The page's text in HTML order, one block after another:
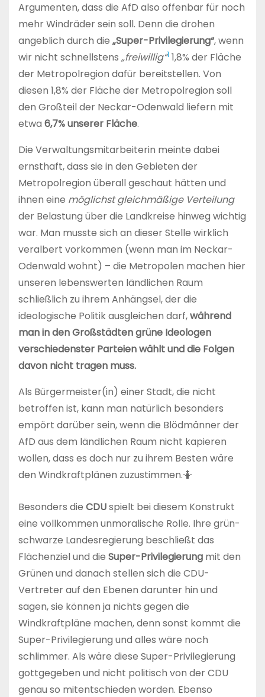
Argumenten, dass die AfD also offenbar für noch
mehr Windräder sein soll. Denn die drohen
angeblich durch die „Super-Privilegierung“, wenn
wir nicht schnellstens „freiwillig“1 1,8% der Fläche
der Metropolregion dafür bereitstellen. Von
diesen 1,8% der Fläche der Metropolregion soll
den Großteil der Neckar-Odenwald liefern mit
etwa 6,7% unserer Fläche.
Die Verwaltungsmitarbeiterin meinte dabei
ernsthaft, dass sie in den Gebieten der
Metropolregion überall geschaut hätten und
ihnen eine möglichst gleichmäßige Verteilung
der Belastung über die Landkreise hinweg wichtig
war. Man musste sich an dieser Stelle wirklich
veralbert vorkommen (wenn man im Neckar-
Odenwald wohnt) – die Metropolen machen hier
unseren lebenswerten ländlichen Raum
schließlich zu ihrem Anhängsel, der die
ideologische Politik ausgleichen darf,während
man in den Großstädten grüne Ideologen
verschiedenster Parteien wählt und die Folgen
davon nicht tragen muss.
Als Bürgermeister(in) einer Stadt, die nicht
betroffen ist, kann man natürlich besonders
empört darüber sein, wenn die Blödmänner der
AfD aus dem ländlichen Raum nicht kapieren
wollen, dass es doch nur zu ihrem Besten wäre
den Windkraftplänen zuzustimmen.🤷
Besonders die CDUspielt bei diesem Konstrukt
eine vollkommen unmoralische Rolle. Ihre grün-
schwarze Landesregierung beschließt das
Flächenziel und die Super-Privilegierung mit den
Grünen und danach stellen sich die CDU-
Vertreter auf den Ebenen darunter hin und
sagen, sie können ja nichts gegen die
Windkraftpläne machen, denn sonst kommt die
Super-Privilegierung und alles wäre noch
schlimmer. Als wäre diese Super-Privilegierung
gottgegeben und nicht politisch von der CDU
genau so mitentschieden worden. Ebenso